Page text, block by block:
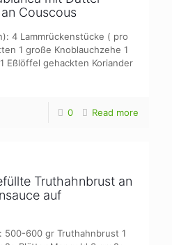
Couscous
4 Lammrückenstücke ( pro
1 große Knoblauchzehe 1
Eßlöffel gehackten Koriander
0 Read more
Truthahnbrust an
auf
500-600 gr Truthahnbrust 1